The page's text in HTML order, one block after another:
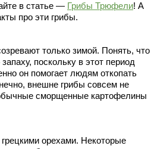
в статье — Грибы Трюфели! А
про эти грибы.
только зимой. Понять, что
поскольку в этот период
он помогает людям откопать
внешне грибы совсем не
сморщенные картофелины
орехами. Некоторые